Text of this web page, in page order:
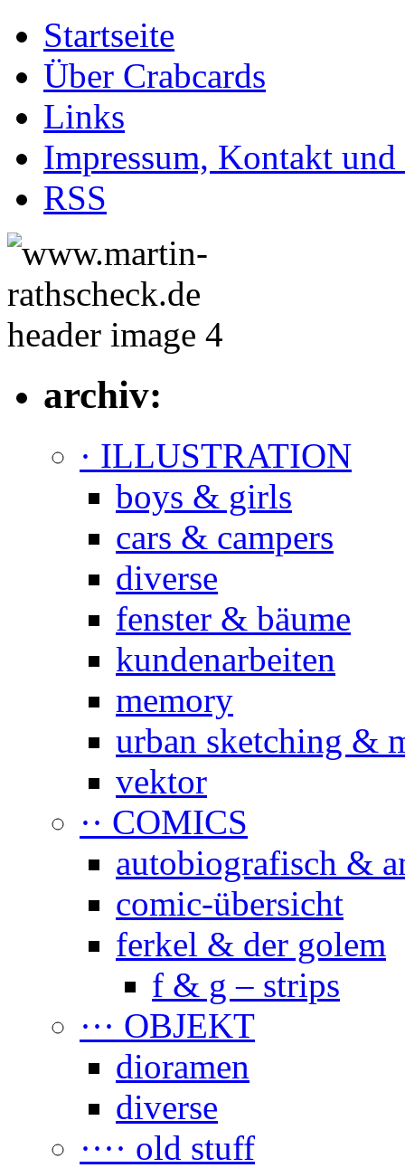
Startseite
Über Crabcards
Links
Impressum, Kontakt und
RSS
archiv:
· ILLUSTRATION
boys & girls
cars & campers
diverse
fenster & bäume
kundenarbeiten
memory
urban sketching &
vektor
·· COMICS
autobiografisch &
comic-übersicht
ferkel & der golem
f & g – strips
··· OBJEKT
dioramen
diverse
···· old stuff